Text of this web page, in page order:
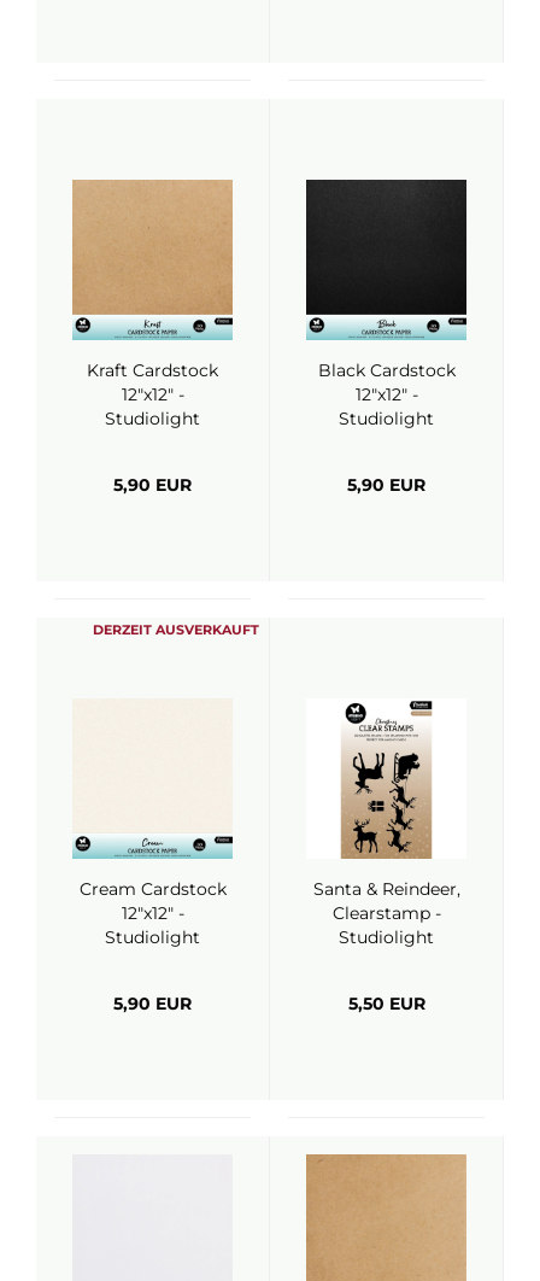
Kraft Cardstock
12"x12" -
Studiolight
5,90 EUR
Black Cardstock
12"x12" -
Studiolight
5,90 EUR
DERZEIT AUSVERKAUFT
Cream Cardstock
12"x12" -
Studiolight
5,90 EUR
Santa & Reindeer,
Clearstamp -
Studiolight
5,50 EUR